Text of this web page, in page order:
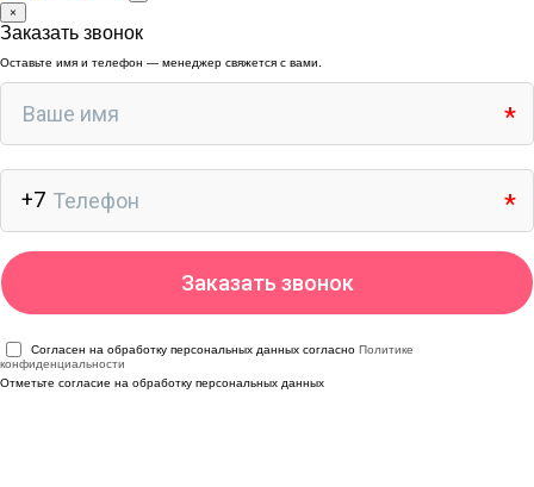
×
Заказать звонок
Оставьте имя и телефон — менеджер свяжется с вами.
Согласен на обработку персональных данных согласно Политике
конфиденциальности
Отметьте согласие на обработку персональных данных